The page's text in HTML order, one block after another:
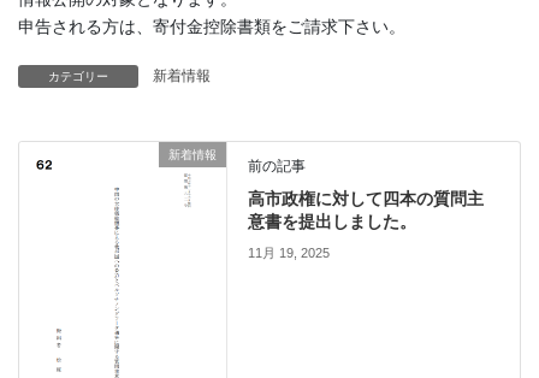
申告される方は、寄付金控除書類をご請求下さい。
カテゴリー 新着情報
新着情報
前の記事
高市政権に対して四本の質問主
意書を提出しました。
11月 19, 2025